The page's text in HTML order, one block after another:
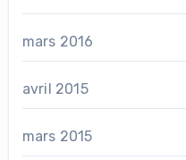
mars 2016
avril 2015
mars 2015